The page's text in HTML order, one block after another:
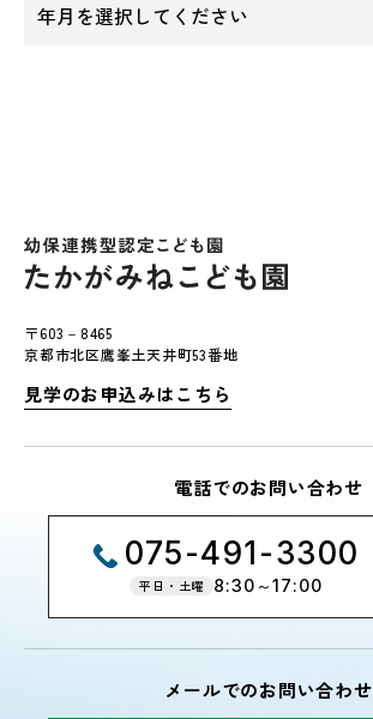
〒603－8465
京都市北区鷹峯土天井町53番地
見学のお申込みはこちら
電話でのお問い合わせ
075-491-3300
平日・土曜 8:30～17:00
メールでのお問い合わせ